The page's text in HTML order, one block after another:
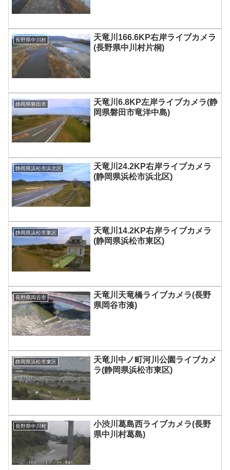
長野県中川村
天竜川166.6KP右岸ライブカメラ
(長野県中川村片桐)
静岡県磐田市
天竜川6.8KP左岸ライブカメラ(静
岡県磐田市竜洋中島)
静岡県浜松市浜北区
天竜川24.2KP右岸ライブカメラ
(静岡県浜松市浜北区)
静岡県浜松市東区
天竜川14.2KP右岸ライブカメラ
(静岡県浜松市東区)
長野県岡谷市
天竜川天竜橋ライブカメラ(長野
県岡谷市湊)
静岡県浜松市東区
天竜川中ノ町河川公園ライブカメ
ラ(静岡県浜松市東区)
長野県中川村
小渋川葛島西ライブカメラ(長野
県中川村葛島)